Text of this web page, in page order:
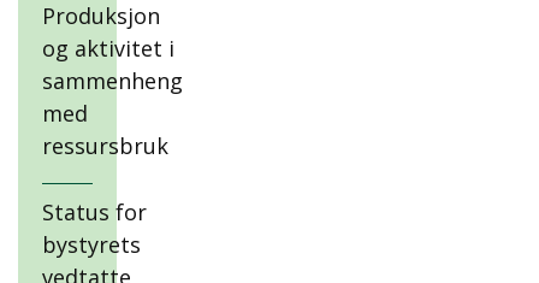
Produksjon
og aktivitet i
sammenheng
med
ressursbruk
Status for
bystyrets
vedtatte